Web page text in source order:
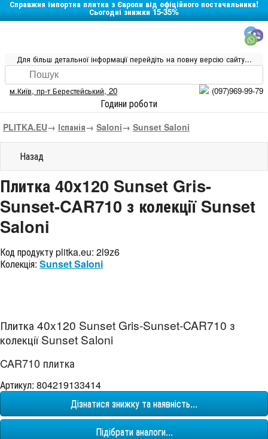
Справжня імпортна плитка з Європи від офіційного постачальника!
Сьогодні знижки 15-35%
Для більш детальної інформації перейдіть на повну версію сайту...
м.Київ, пр-т Берестейський, 20 (097)969-99-79
Години роботи
PLITKA.EU→ Іспанія→ Saloni→ Sunset Saloni
Назад
Плитка 40x120 Sunset Gris-
Sunset-CAR710 з колекції Sunset
Saloni
Код продукту plitka.eu: 2l9z6
Колекція: Sunset Saloni
Плитка 40x120 Sunset Gris-Sunset-CAR710 з
колекції Sunset Saloni
CAR710 плитка
Артикул: 804219133414
Дізнатися знижку та наявність...
Підібрати аналоги...